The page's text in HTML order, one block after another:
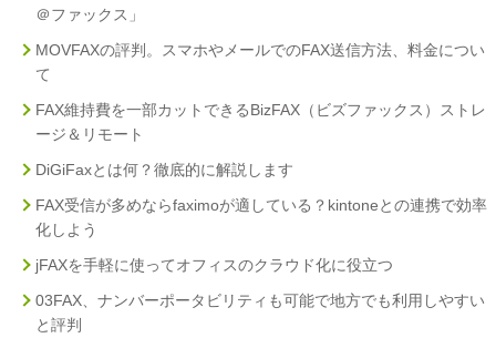
＠ファックス」
MOVFAXの評判。スマホやメールでのFAX送信方法、料金につい
て
FAX維持費を一部カットできるBizFAX（ビズファックス）ストレ
ージ＆リモート
DiGiFaxとは何？徹底的に解説します
FAX受信が多めならfaximoが適している？kintoneとの連携で効率
化しよう
jFAXを手軽に使ってオフィスのクラウド化に役立つ
03FAX、ナンバーポータビリティも可能で地方でも利用しやすい
と評判